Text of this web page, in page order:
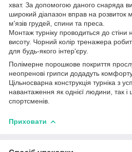
хват. За допомогою даного снаряда
широкий діапазон вправ на розвиток
м'язів грудей, спини та преса.
Монтаж турніку проводиться до стіни
висоту. Чорний колір тренажера
для будь-якого інтер'єру.
Полімерне порошкове покриття
неопренові грипси додадуть
Цільносварна конструкція турніка з
навантаження як однієї людини, так і
спортсменів.
Приховати